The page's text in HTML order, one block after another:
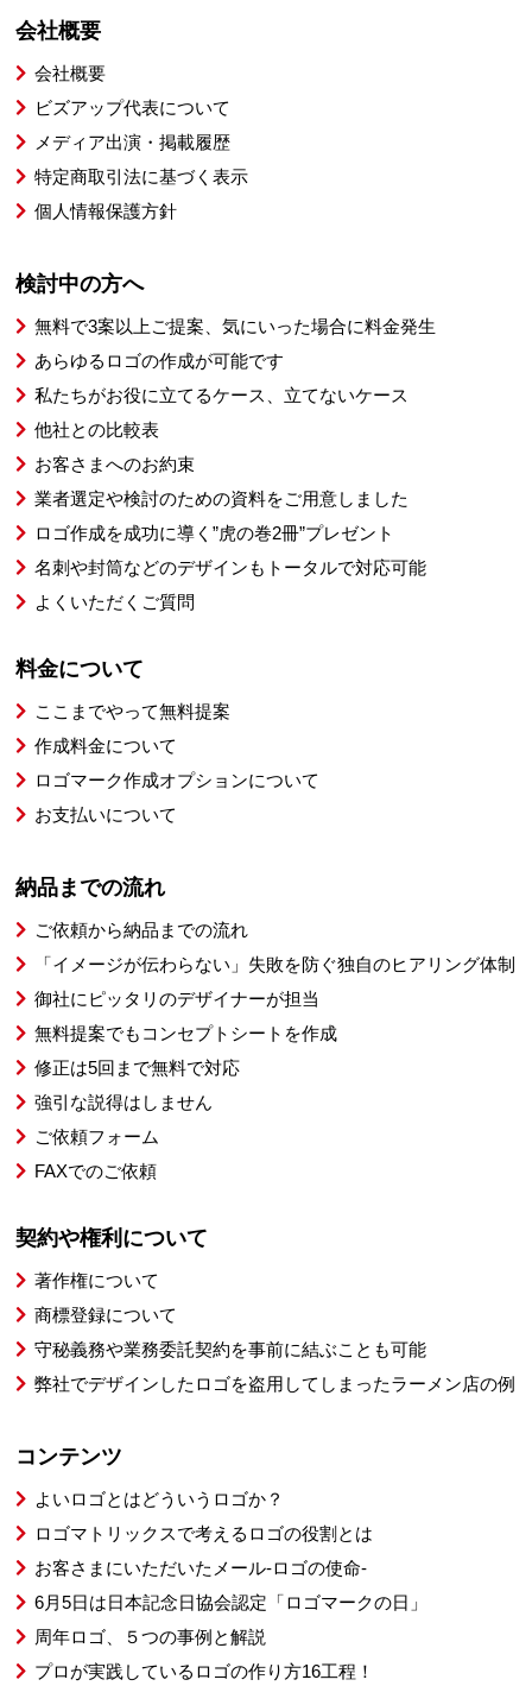
会社概要
会社概要
ビズアップ代表について
メディア出演・掲載履歴
特定商取引法に基づく表示
個人情報保護方針
検討中の方へ
無料で3案以上ご提案、気にいった場合に料金発生
あらゆるロゴの作成が可能です
私たちがお役に立てるケース、立てないケース
他社との比較表
お客さまへのお約束
業者選定や検討のための資料をご用意しました
ロゴ作成を成功に導く”虎の巻2冊”プレゼント
名刺や封筒などのデザインもトータルで対応可能
よくいただくご質問
料金について
ここまでやって無料提案
作成料金について
ロゴマーク作成オプションについて
お支払いについて
納品までの流れ
ご依頼から納品までの流れ
「イメージが伝わらない」失敗を防ぐ独自のヒアリング体制
御社にピッタリのデザイナーが担当
無料提案でもコンセプトシートを作成
修正は5回まで無料で対応
強引な説得はしません
ご依頼フォーム
FAXでのご依頼
契約や権利について
著作権について
商標登録について
守秘義務や業務委託契約を事前に結ぶことも可能
弊社でデザインしたロゴを盗用してしまったラーメン店の例
コンテンツ
よいロゴとはどういうロゴか？
ロゴマトリックスで考えるロゴの役割とは
お客さまにいただいたメール-ロゴの使命-
6月5日は日本記念日協会認定「ロゴマークの日」
周年ロゴ、５つの事例と解説
プロが実践しているロゴの作り方16工程！